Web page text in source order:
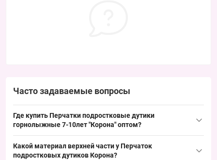
Часто задаваемые вопросы
Где купить Перчатки подростковые дутики
горнолыжные 7-10лет "Корона" оптом?
" можно оптом из Одессы 7КМ; модель занимает
Какой материал верхней части у Перчаток
подростковых дутиков Корона?